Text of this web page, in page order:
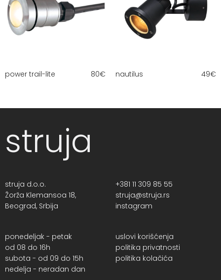
power trail-lite 80€ nautilus 49€
struja
struja d.o.o.
Žorža Klemansoa 18,
Beograd, Srbija
+381 11 309 85 55
struja@struja.rs
instagram
ponedeljak - petak
od 08 do 16h
subota - od 09 do 15h
nedelja - neradan dan
uslovi korišćenja
politika privatnosti
politika kolačića